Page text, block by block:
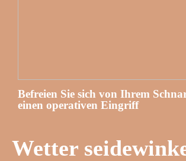
Befreien Sie sich von Ihrem
einen operativen Eingriff
Wetter